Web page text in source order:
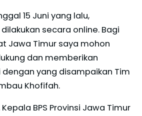
15 Juni yang lalu,
secara online. Bagi
Jawa Timur saya mohon
dan memberikan
yang disampaikan Tim
Khofifah.
BPS Provinsi Jawa Timur